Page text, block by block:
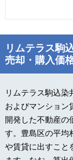
リムテラス駒
売却・購入価
リムテラス駒込染
およびマンション
開発した不動産の
す。豊島区の平均
や賃貸に出すこと